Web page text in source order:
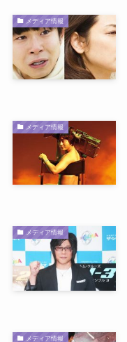
メディア情報
メディア情報
メディア情報
メディア情報